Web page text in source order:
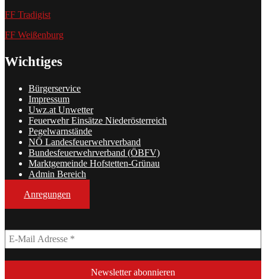
FF Tradigist
FF Weißenburg
Wichtiges
Bürgerservice
Impressum
Uwz.at Unwetter
Feuerwehr Einsätze Niederösterreich
Pegelwarnstände
NÖ Landesfeuerwehrverband
Bundesfeuerwehrverband (ÖBFV)
Marktgemeinde Hofstetten-Grünau
Admin Bereich
Anregungen